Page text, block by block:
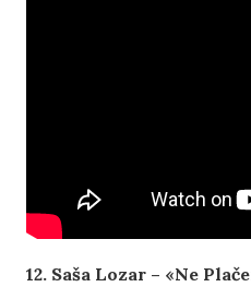
12. Saša Lozar – «Ne